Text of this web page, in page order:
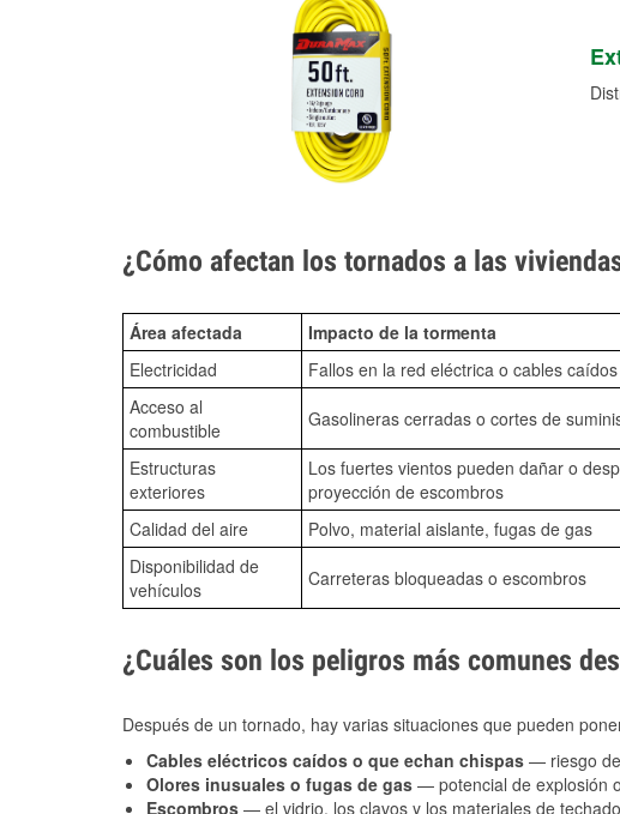
¿Cómo afectan los tornados a las
Área afectada Impacto de la tormenta
Electricidad
Fallos en la red eléctrica o cables caídos
Acceso al
combustible
Gasolineras cerradas o cortes de
Estructuras
exteriores
Los fuertes vientos pueden dañar o
proyección de escombros
Calidad del aire Polvo, material aislante, fugas de gas
Disponibilidad de
vehículos
Carreteras bloqueadas o escombros
¿Cuáles son los peligros más comunes
Después de un tornado, hay varias situaciones que pueden
Cables eléctricos caídos o que echan chispas — riesgo
Olores inusuales o fugas de gas — potencial de explosión
Escombros — el vidrio, los clavos y los materiales de